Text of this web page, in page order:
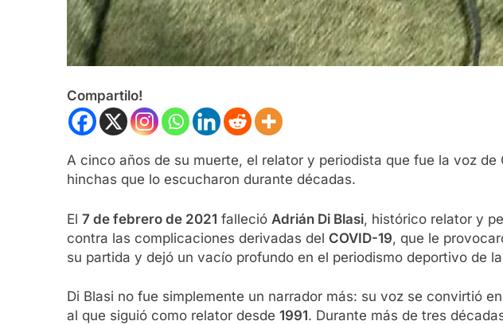
Compartilo!
A cinco años de su muerte, el relator y periodista que fue la voz
hinchas que lo escucharon durante décadas.
El 7 de febrero de 2021 falleció Adrián Di Blasi, histórico relator y
contra las complicaciones derivadas del COVID-19, que le
su partida y dejó un vacío profundo en el periodismo deportivo de
Di Blasi no fue simplemente un narrador más: su voz se convirtió
al que siguió como relator desde 1991. Durante más de tres